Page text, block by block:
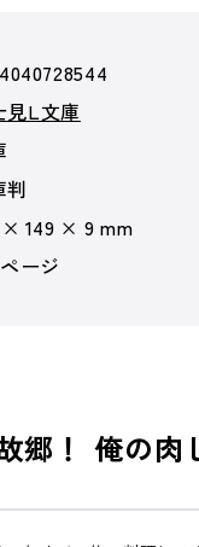
見L文庫
判
× 149 × 9 mm
ージ
郷！ 俺の肉